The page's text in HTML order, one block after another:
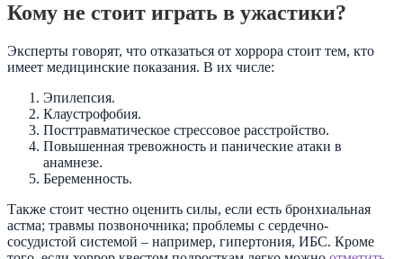
Кому не стоит играть в ужастики?
Эксперты говорят, что отказаться от хоррора стоит тем, кто
имеет медицинские показания. В их числе:
Эпилепсия.
Клаустрофобия.
Посттравматическое стрессовое расстройство.
Повышенная тревожность и панические атаки в
анамнезе.
Беременность.
Также стоит честно оценить силы, если есть бронхиальная
астма; травмы позвоночника; проблемы с сердечно-
сосудистой системой – например, гипертония, ИБС. Кроме